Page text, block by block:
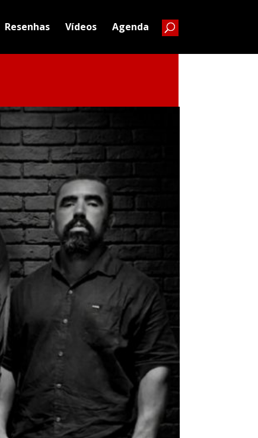
Resenhas Vídeos Agenda